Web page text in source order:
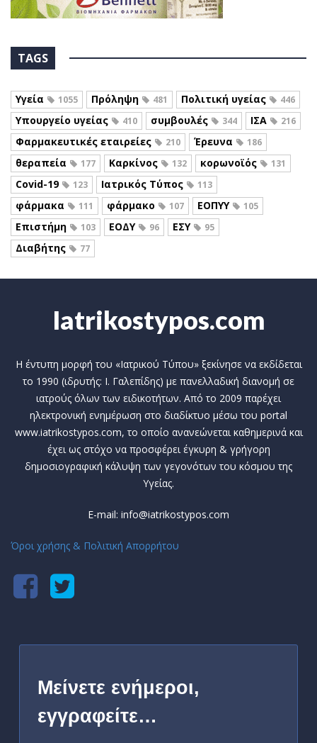
TAGS
Υγεία 1055 Πρόληψη 481 Πολιτική υγείας 446
Υπουργείο υγείας 410 συμβουλές 344 ΙΣΑ 216
Φαρμακευτικές εταιρείες 210 Έρευνα 186
θεραπεία 177 Καρκίνος 132 κορωνοϊός 131
Covid-19 123 Ιατρικός Τύπος 113
φάρμακα 111 φάρμακο 107 ΕΟΠΥΥ 105
Επιστήμη 103 ΕΟΔΥ 96 ΕΣΥ 95
Διαβήτης 77
Iatrikostypos.com
Η έντυπη μορφή του «Ιατρικού Τύπου» ξεκίνησε να εκδίδεται
το 1990 (ιδρυτής: Ι. Γαλεπίδης) με πανελλαδική διανομή σε
ιατρούς όλων των ειδικοτήτων. Από το 2009 παρέχει
ηλεκτρονική ενημέρωση στο διαδίκτυο μέσω του portal
www.iatrikostypos.com, το οποίο ανανεώνεται καθημερινά και
έχει ως στόχο να προσφέρει έγκυρη & γρήγορη
δημοσιογραφική κάλυψη των γεγονότων του κόσμου της
Υγείας.
E-mail: info@iatrikostypos.com
Όροι χρήσης & Πολιτική Απορρήτου
Μείνετε ενήμεροι,
εγγραφείτε…